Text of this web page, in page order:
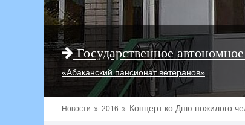
Государственное
«Абаканский пансионат ветеранов»
Новости 2016 Концерт ко Дню пожилого